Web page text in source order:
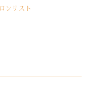
ンリスト